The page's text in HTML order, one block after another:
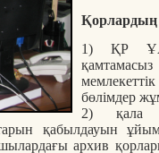
Қорлардың
1) ҚР
бөлімдер
2) қала
қабылдауын
архив